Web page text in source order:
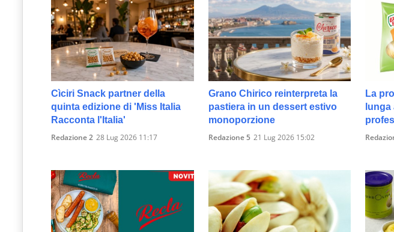
Cìciri Snack partner della
quinta edizione di 'Miss Italia
Racconta l'Italia'
Redazione 2 28 Lug 2026 11:17
Grano Chirico reinterpreta la
pastiera in un dessert estivo
monoporzione
Redazione 5 21 Lug 2026 15:02
La
lunga